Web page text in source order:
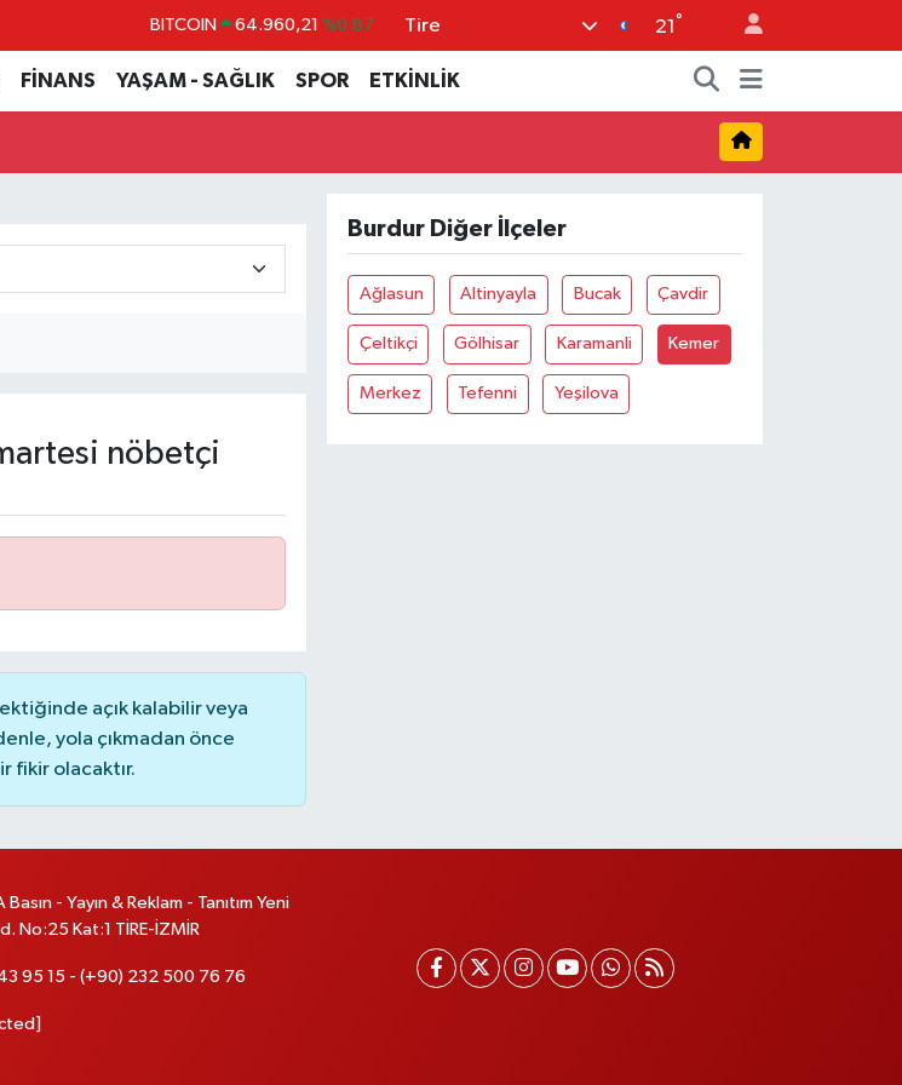
BITCOIN 64.960,21 %0.87
DOLAR 47,7436 %0.18
EURO 55,2510 %0.32
BİST100 13.779
Tire 21 °
FİNANS YAŞAM - SAĞLIK SPOR ETKİNLİK
nöbetçi
açık kalabilir veya
yola çıkmadan önce
fikir olacaktır.
Burdur Diğer İlçeler
Ağlasun Altinyayla Bucak Çavdir
Çeltikçi Gölhisar Karamanli Kemer
Merkez Tefenni Yeşilova
Basın - Yayın & Reklam - Tanıtım Yeni
No:25 Kat:1 TİRE-İZMİR
95 15 - (+90) 232 500 76 76